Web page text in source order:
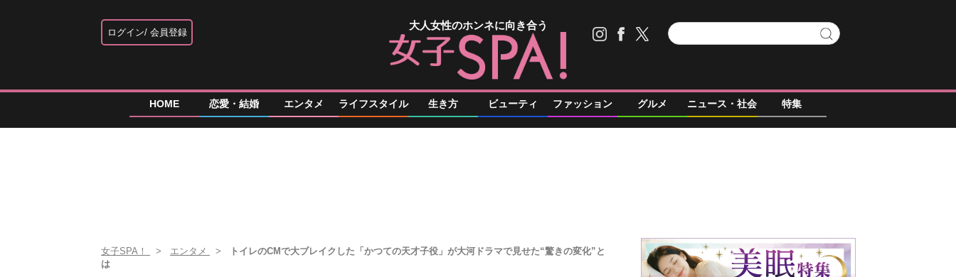
ログイン 会員登録
大人女性のホンネに向き合う
HOME 恋愛・結婚 エンタメ ライフスタイル 生き方 ビューティ ファッション グルメ ニュース・社会 特集
女子SPA！ エンタメ
トイレのCMで大ブレイクした「かつての天才子役」が大河ドラマで見せた“驚きの変化”と
は